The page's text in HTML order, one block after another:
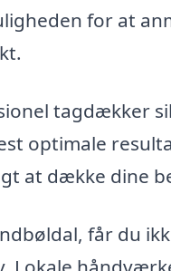
for at
tagdækker
optimale
at dække dine
får du